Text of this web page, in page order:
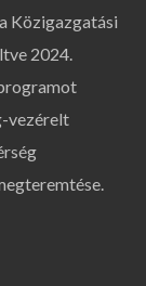
Közigazgatási
2024.
vezérelt